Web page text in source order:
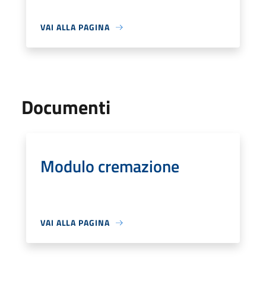
VAI ALLA PAGINA
Documenti
Modulo cremazione
VAI ALLA PAGINA